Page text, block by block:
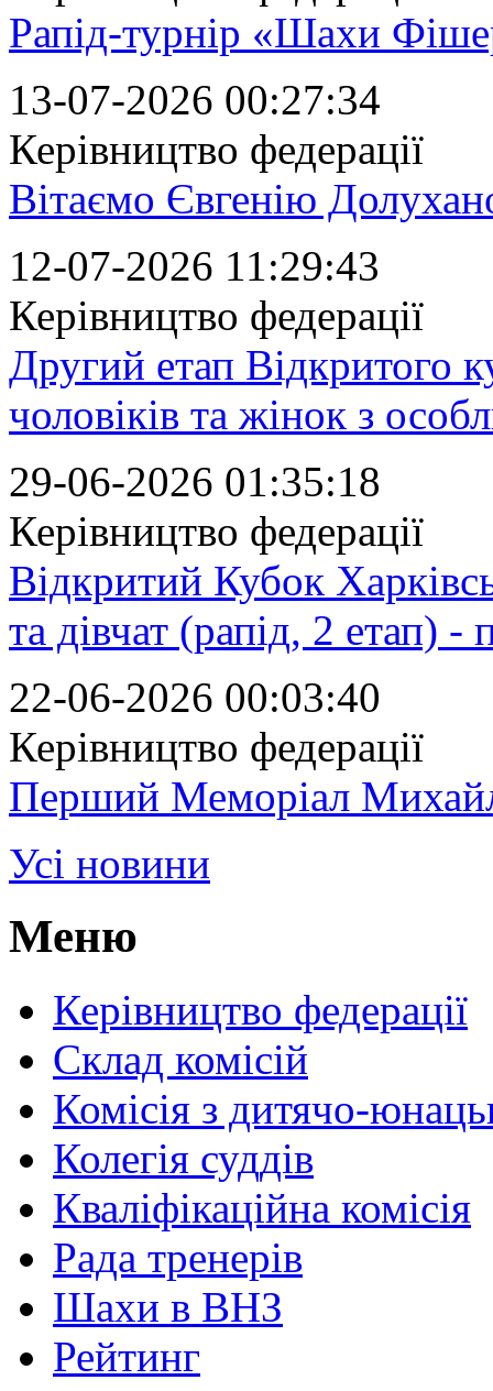
Рапід-турнір «Шахи
13-07-2026 00:27:34
Керівництво федерації
Вітаємо Євгенію
12-07-2026 11:29:43
Керівництво федерації
Другий етап Відкритого
чоловіків та жінок з
29-06-2026 01:35:18
Керівництво федерації
Відкритий Кубок
та дівчат (рапід, 2 етап) -
22-06-2026 00:03:40
Керівництво федерації
Перший Меморіал
Усі новини
Меню
Керівництво федерації
Склад комісій
Комісія з дитячо-
Колегія суддів
Кваліфікаційна комісія
Рада тренерів
Шахи в ВНЗ
Рейтинг